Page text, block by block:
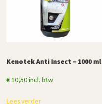
Kenotek Anti Insect – 1000 ml
€10,50incl. btw
Lees verder